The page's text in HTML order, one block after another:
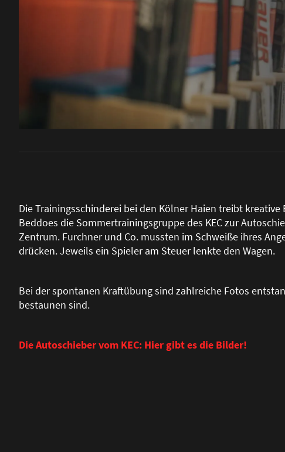
Die Trainingsschinderei bei den Kölner Haien treibt
Beddoes die Sommertrainingsgruppe des KEC zur
Zentrum. Furchner und Co. mussten im Schweiße ihres
drücken. Jeweils ein Spieler am Steuer lenkte den Wagen.
Bei der spontanen Kraftübung sind zahlreiche Fotos
bestaunen sind.
Die Autoschieber vom KEC: Hier gibt es die Bilder!